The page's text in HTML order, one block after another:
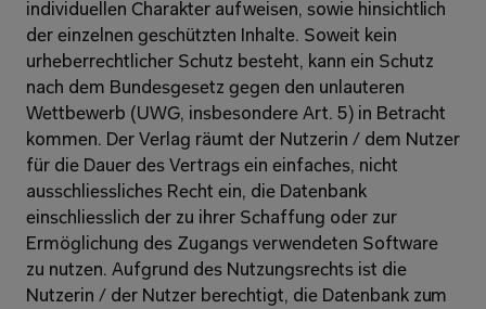
individuellen Charakter aufweisen, sowie hinsichtlich
der einzelnen geschützten Inhalte. Soweit kein
urheberrechtlicher Schutz besteht, kann ein Schutz
nach dem Bundesgesetz gegen den unlauteren
Wettbewerb (UWG, insbesondere Art. 5) in Betracht
kommen. Der Verlag räumt der Nutzerin / dem Nutzer
für die Dauer des Vertrags ein einfaches, nicht
ausschliessliches Recht ein, die Datenbank
einschliesslich der zu ihrer Schaffung oder zur
Ermöglichung des Zugangs verwendeten Software
zu nutzen. Aufgrund des Nutzungsrechts ist die
Nutzerin / der Nutzer berechtigt, die Datenbank zum